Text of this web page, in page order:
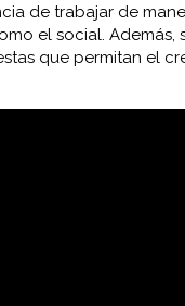
de trabajar de
el social. Además,
que permitan el